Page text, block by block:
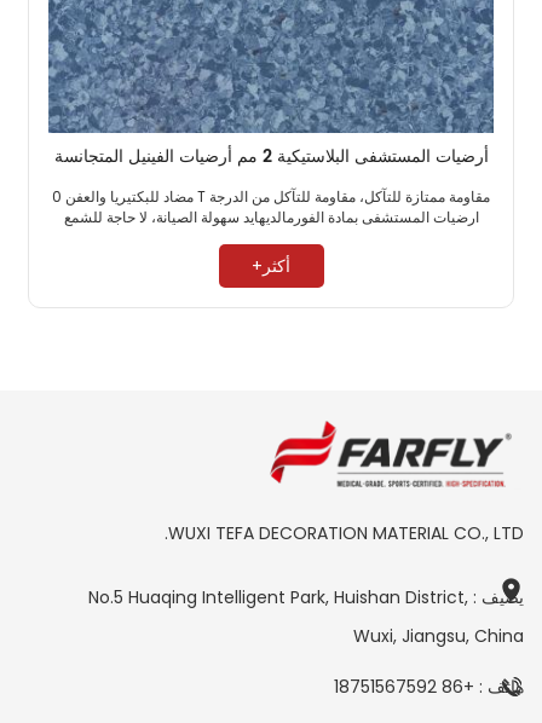
أرضيات المستشفى البلاستيكية 2 مم أرضيات الفينيل المتجانسة
مقاومة ممتازة للتآكل، مقاومة للتآكل من الدرجة T مضاد للبكتيريا والعفن 0
ارضيات المستشفى بمادة الفورمالديهايد سهولة الصيانة، لا حاجة للشمع ​
أكثر+
WUXI TEFA DECORATION MATERIAL CO., LTD.
يضيف : No.5 Huaqing Intelligent Park, Huishan District,
Wuxi, Jiangsu, China
هاتف : +86 18751567592